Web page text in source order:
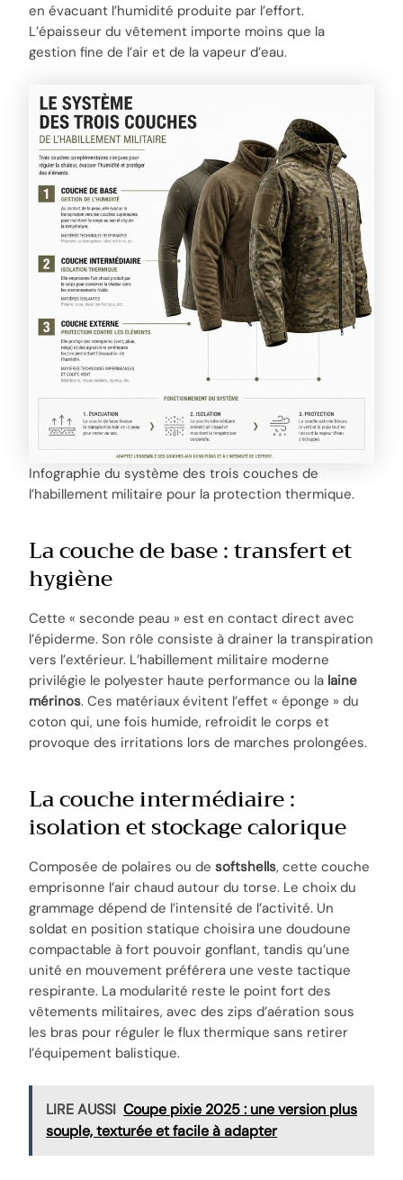
en évacuant l’humidité produite par l’effort.
L’épaisseur du vêtement importe moins que la
gestion fine de l’air et de la vapeur d’eau.
Infographie du système des trois couches de
l’habillement militaire pour la protection thermique.
La couche de base : transfert et
hygiène
Cette « seconde peau » est en contact direct avec
l’épiderme. Son rôle consiste à drainer la transpiration
vers l’extérieur. L’habillement militaire moderne
privilégie le polyester haute performance ou la laine
mérinos. Ces matériaux évitent l’effet « éponge » du
coton qui, une fois humide, refroidit le corps et
provoque des irritations lors de marches prolongées.
La couche intermédiaire :
isolation et stockage calorique
Composée de polaires ou desoftshells, cette couche
emprisonne l’air chaud autour du torse. Le choix du
grammage dépend de l’intensité de l’activité. Un
soldat en position statique choisira une doudoune
compactable à fort pouvoir gonflant, tandis qu’une
unité en mouvement préférera une veste tactique
respirante. La modularité reste le point fort des
vêtements militaires, avec des zips d’aération sous
les bras pour réguler le flux thermique sans retirer
l’équipement balistique.
LIRE AUSSI Coupe pixie 2025 : une version plus
souple, texturée et facile à adapter